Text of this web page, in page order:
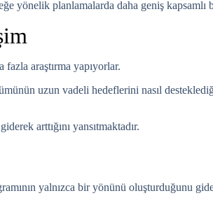
yönelik planlamalarda daha geniş
araştırma yapıyorlar.
uzun vadeli hedeflerini nasıl
arttığını yansıtmaktadır.
yalnızca bir yönünü oluşturduğunu